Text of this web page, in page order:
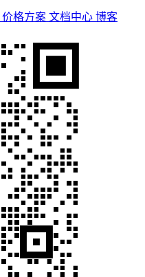
价格方案 文档中心 博客